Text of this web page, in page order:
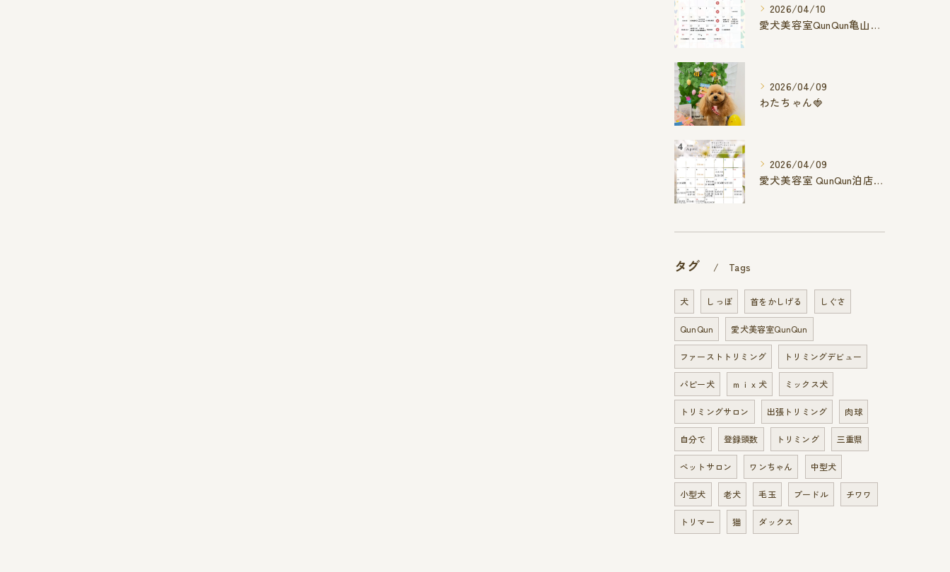
2026/04/10
愛犬美容室QunQun亀山エコー店
2026/04/09
わたちゃん🍓
2026/04/09
愛犬美容室 QunQun泊店 4月空き状況です
タグ Tags
犬 しっぽ 首をかしげる しぐさ
QunQun 愛犬美容室QunQun
ファーストトリミング トリミングデビュー
パピー犬 ｍｉｘ犬 ミックス犬
トリミングサロン 出張トリミング 肉球
自分で 登録頭数 トリミング 三重県
ペットサロン ワンちゃん 中型犬
小型犬 老犬 毛玉 プードル チワワ
トリマー 猫 ダックス